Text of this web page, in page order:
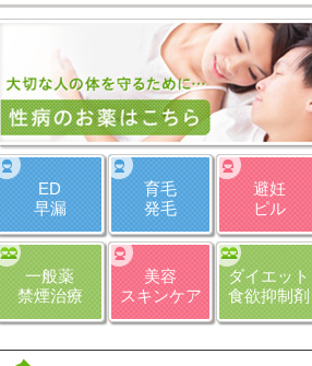
ED
早漏
育毛
発毛
避妊
ピル
一般薬
禁煙治療
美容
スキンケア
ダイエット
食欲抑制剤